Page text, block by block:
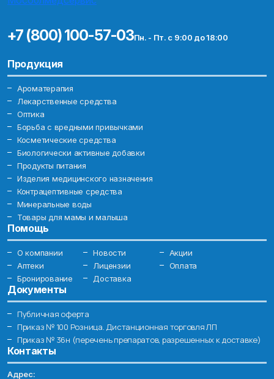
+7 (800) 100-57-03Пн. - Пт. с 9:00 до 18:00
Продукция
Ароматерапия
Лекарственные средства
Оптика
Борьба с вредными привычками
Косметические средства
Биологически активные добавки
Продукты питания
Изделия медицинского назначения
Контрацептивные средства
Минеральные воды
Товары для мамы и малыша
Помощь
О компании Новости
Акции
Аптеки
Лицензии
Оплата
Бронирование
Доставка
Документы
Публичная оферта
Приказ № 100 Розница. Дистанционная торговля ЛП
Приказ № 36н (перечень препаратов, разрешенных к доставке)
Контакты
Адрес: